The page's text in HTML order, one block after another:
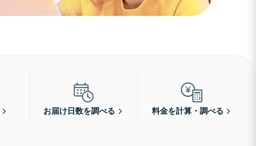
お届け日数を調べる 料金を計算・調べる